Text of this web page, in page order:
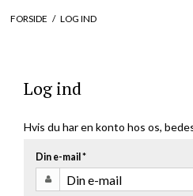
FORSIDE / LOG IND
Log ind
Hvis du har en konto hos os,
Din e-mail *